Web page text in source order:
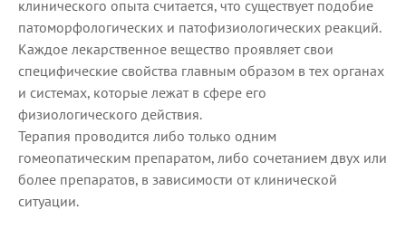
клинического опыта считается, что существует подобие
патоморфологических и патофизиологических реакций.
Каждое лекарственное вещество проявляет свои
специфические свойства главным образом в тех органах
и системах, которые лежат в сфере его
физиологического действия.
Терапия проводится либо только одним
гомеопатическим препаратом, либо сочетанием двух или
более препаратов, в зависимости от клинической
ситуации.